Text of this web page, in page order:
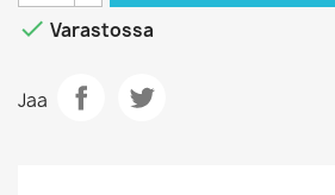
 Varastossa
Jaa